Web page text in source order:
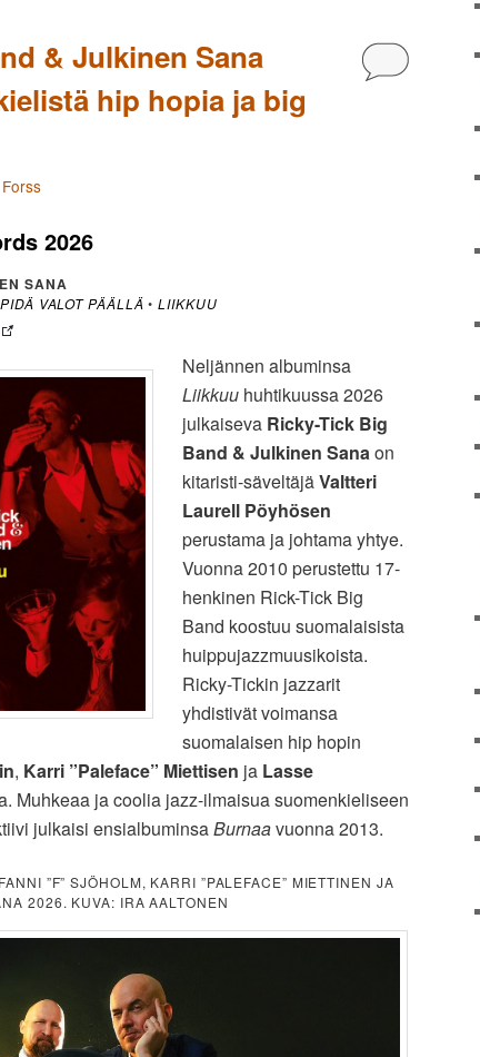
& Julkinen Sana
hip hopia ja big
Kommentoi
2026
SANA
PIDÄ VALOT PÄÄLLÄ •LIIKKUU
Neljännen albuminsa
Liikkuu huhtikuussa 2026
julkaiseva Ricky-Tick Big
Band & Julkinen Sanaon
kitaristi-säveltäjäValtteri
Laurell Pöyhösen
perustama ja johtama yhtye.
Vuonna 2010 perustettu 17-
henkinen Rick-Tick Big
Band koostuu suomalaisista
huippujazzmuusikoista.
Ricky-Tickin jazzarit
yhdistivät voimansa
suomalaisen hip hopin
, Karri ”Paleface” Miettisen ja Lasse
Muhkeaa ja coolia jazz-ilmaisua suomenkieliseen
julkaisi ensialbuminsaBurnaavuonna 2013.
”F” SJÖHOLM, KARRI ”PALEFACE” MIETTINEN JA
2026. KUVA: IRA AALTONEN